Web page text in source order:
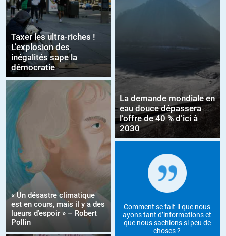
Taxer les ultra-riches !
L’explosion des
inégalités sape la
démocratie
« Un désastre climatique
est en cours, mais il y a des
lueurs d’espoir » – Robert
Pollin
La demande mondiale en
eau douce dépassera
l’offre de 40 % d’ici à
2030
Comment se fait-il que nous
ayons tant d’informations et
que nous sachions si peu de
choses ?